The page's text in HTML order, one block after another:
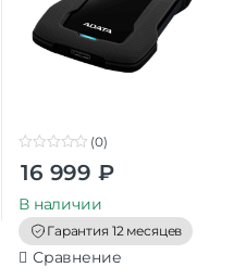
t
o
f
5
(0)
16 999 ₽
В наличии
Гарантия 12 месяцев
Сравнение